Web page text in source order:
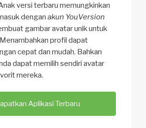
versi terbaru memungkinkan
dengan akun YouVersion
gambar avatar unik untuk
profil dapat
cepat dan mudah. Bahkan
dapat memilih sendiri avatar
mereka.
Aplikasi Terbaru